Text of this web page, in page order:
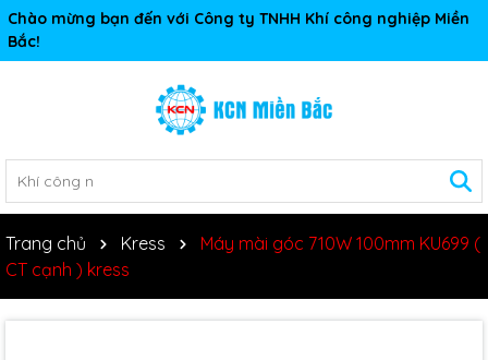
Chào mừng bạn đến với Công ty TNHH Khí công nghiệp Miền
Bắc!
Trang chủ Kress
Máy mài góc 710W 100mm KU699 (
CT cạnh ) kress